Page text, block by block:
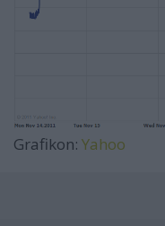
Grafikon: Yahoo